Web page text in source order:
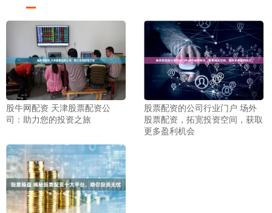
股牛网配资 天津股票配资公
司：助力您的投资之旅
股票配资的公司行业门户 场外
股票配资，拓宽投资空间，获取
更多盈利机会